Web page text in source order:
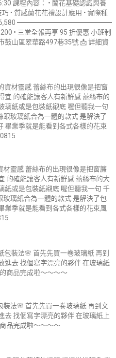
課程內容： • 蘭花基礎認識與養
• 質感蘭花花禮設計應用 • 實際種
惠 $6,580 ━━━━━━━━━━━━━━
• 三堂全報再享 95 折優惠 小班制
鼓山區翠華路497巷35號 📩 詳細資
材靈感 蕾絲布的出現很像是把窗簾
的確能讓客人有新鮮感 蕾絲布的大
紙或是包裝紙襯底 喔但聽我一句 千
玻璃紙合為一體的款式 是解決了包
業季就是能看到各式各樣的花束風
法🌸 首先先買一卷玻璃紙 再到文
去 找個寫字漂亮的夥伴 在玻璃紙上
品完成啦～～～～